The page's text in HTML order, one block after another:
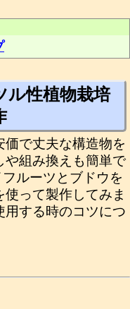
ル性植物栽培
で丈夫な構造物を
や組み換えも簡単で
ルーツとブドウを
って製作してみま
用する時のコツにつ